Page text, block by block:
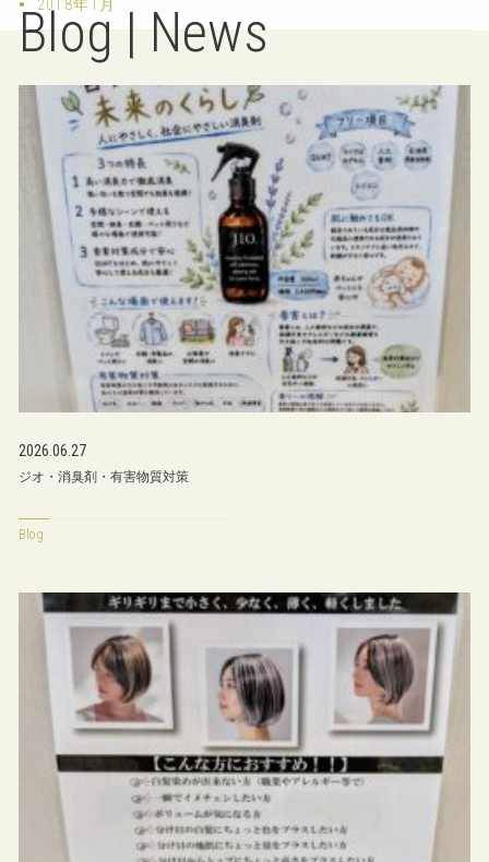
2018年1月
Blog | News
2026.06.27
ジオ・消臭剤・有害物質対策
Blog